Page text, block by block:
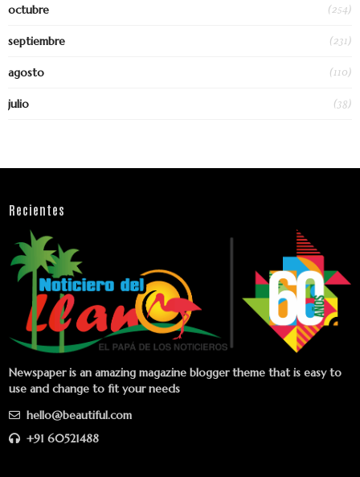
octubre (254)
septiembre (231)
agosto (110)
julio (38)
Recientes
Newspaper is an amazing magazine blogger theme that is easy to
use and change to fit your needs
hello@beautiful.com
+91 60521488